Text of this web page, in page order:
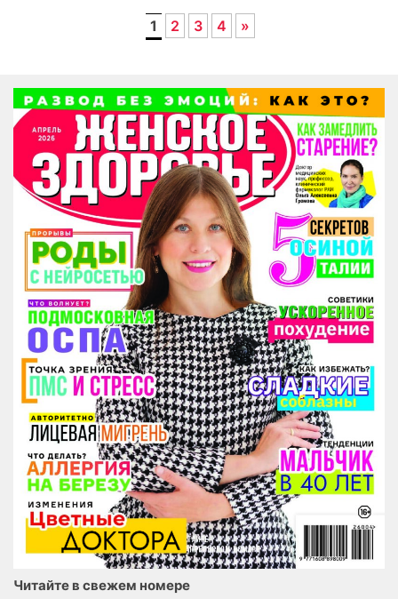
1
2 3 4 »
Читайте в свежем номере